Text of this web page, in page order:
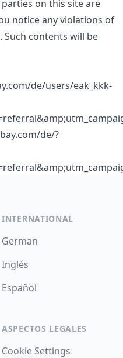
on this site are
notice any violations of
Such contents will be
de/users/eak_kkk-
de/?
INTERNATIONAL
German
Inglés
Español
ASPECTOS LEGALES
Cookie Settings